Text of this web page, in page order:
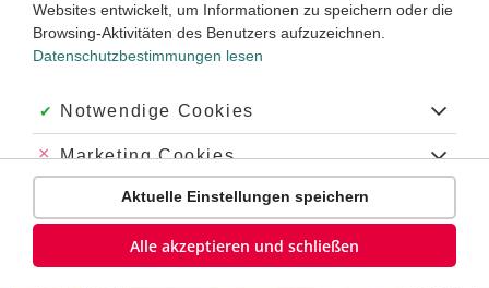
Grundschulwissen: Groß- und Kleinschreibung
#korrekt schreiben
#Eigennamen erkennen
#Grundschule
#kleinschreiben
Übung
Video
3
Jetzt lernen
Websites entwickelt, um Informationen zu speichern oder die
Browsing-Aktivitäten des Benutzers aufzuzeichnen.
Datenschutzbestimmungen lesen
Akzeptiert:
Notwendige Cookies
Abgelehnt:
Marketing Cookies
Abgelehnt:
Personalisierungs-Cookies
Aktuelle Einstellungen speichern
Alle akzeptieren und schließen